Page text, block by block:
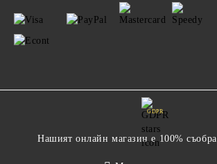
GDPR
Нашият онлайн магазин е 100%